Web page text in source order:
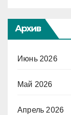
Архив
Июнь 2026
Май 2026
Апрель 2026